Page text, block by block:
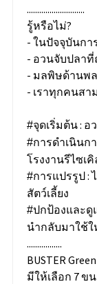
............................
รู้หรือไม่?
- ในปัจจุบันก
- อวนจับปลา
- มลพิษด้านพ
- เราทุกคนสา
#จุดเริ่มต้น: อ
#การดำเนินก
โรงงานรีไซเคิ
#การแปรรูป:
สัตว์เลี้ยง
#ปกป้องและดู
นำกลับมาใช้
.................
BUSTER
มีให้เลือก 7 ข